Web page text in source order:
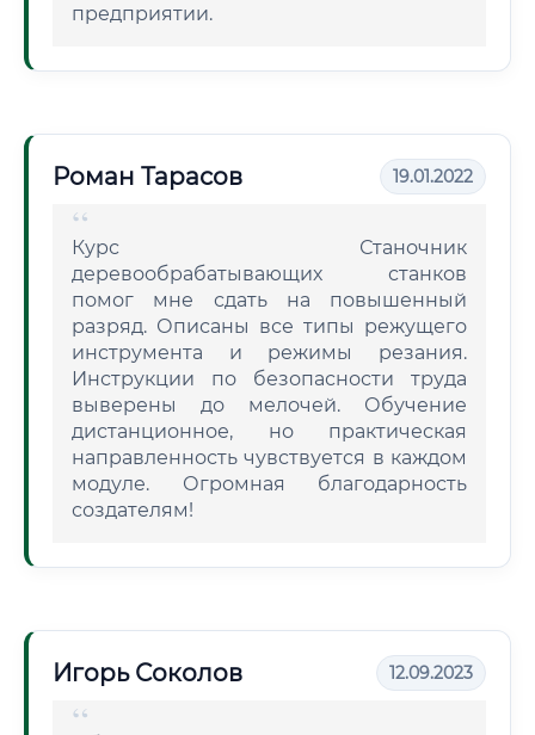
предприятии.
Роман Тарасов 19.01.2022
Курс Станочник
деревообрабатывающих станков
помог мне сдать на повышенный
разряд. Описаны все типы режущего
инструмента и режимы резания.
Инструкции по безопасности труда
выверены до мелочей. Обучение
дистанционное, но практическая
направленность чувствуется в каждом
модуле. Огромная благодарность
создателям!
Игорь Соколов 12.09.2023